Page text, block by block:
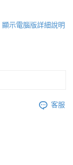
顯示電腦版詳細說明
客服